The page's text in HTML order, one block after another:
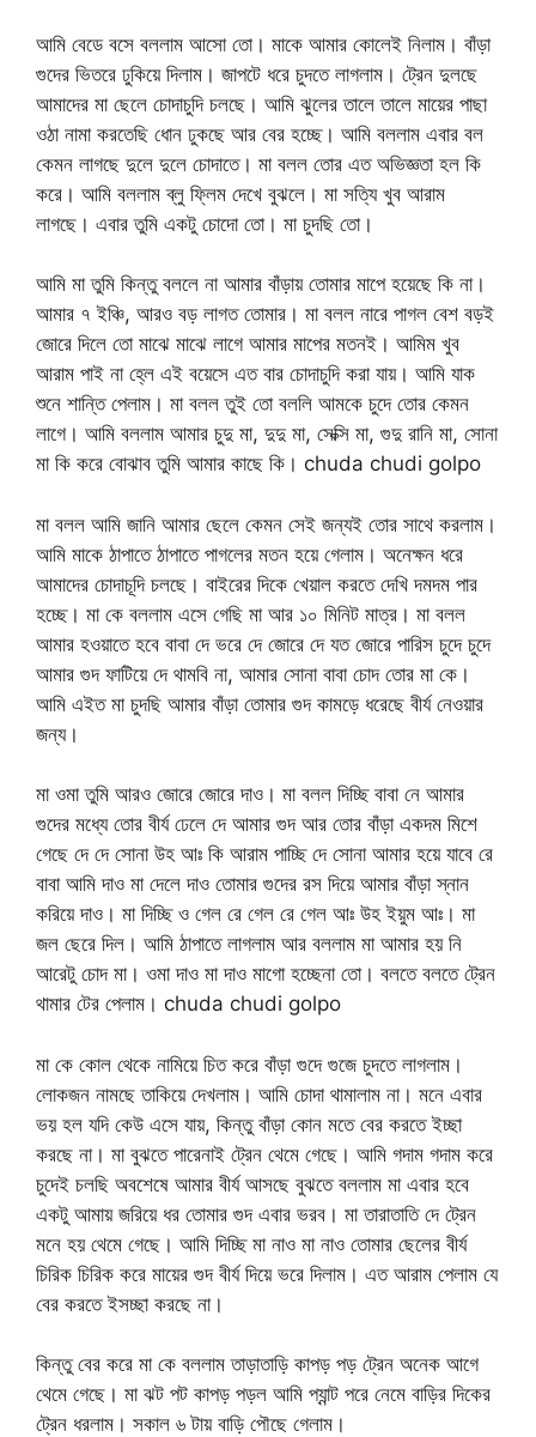
আমি বেডে বসে বললাম আসো তো। মাকে আমার কোলেই নিলাম। বাঁড়া
গুদের ভিতরে ঢুকিয়ে দিলাম। জাপটে ধরে চুদতে লাগলাম। ট্রেন দুলছে
আমাদের মা ছেলে চোদাচুদি চলছে। আমি ঝুলের তালে তালে মায়ের পাছা
ওঠা নামা করতেছি ধোন ঢুকছে আর বের হচ্ছে। আমি বললাম এবার বল
কেমন লাগছে দুলে দুলে চোদাতে। মা বলল তোর এত অভিজ্ঞতা হল কি
করে। আমি বললাম ব্লু ফ্লিম দেখে বুঝলে। মা সত্যি খুব আরাম
লাগছে। এবার তুমি একটু চোদো তো। মা চুদছি তো।
আমি মা তুমি কিন্তু বললে না আমার বাঁড়ায় তোমার মাপে হয়েছে কি না।
আমার ৭ ইঞ্চি, আরও বড় লাগত তোমার। মা বলল নারে পাগল বেশ বড়ই
জোরে দিলে তো মাঝে মাঝে লাগে আমার মাপের মতনই। আমিম খুব
আরাম পাই না হ্লে এই বয়েসে এত বার চোদাচুদি করা যায়। আমি যাক
শুনে শান্তি পেলাম। মা বলল তুই তো বললি আমকে চুদে তোর কেমন
লাগে। আমি বললাম আমার চুদু মা, দুদু মা, সেক্সি মা, গুদু রানি মা, সোনা
মা কি করে বোঝাব তুমি আমার কাছে কি। chuda chudi golpo
মা বলল আমি জানি আমার ছেলে কেমন সেই জন্যই তোর সাথে করলাম।
আমি মাকে ঠাপাতে ঠাপাতে পাগলের মতন হয়ে গেলাম। অনেক্ষন ধরে
আমাদের চোদাচূদি চলছে। বাইরের দিকে খেয়াল করতে দেখি দমদম পার
হচ্ছে। মা কে বললাম এসে গেছি মা আর ১০ মিনিট মাত্র। মা বলল
আমার হওয়াতে হবে বাবা দে ভরে দে জোরে দে যত জোরে পারিস চুদে চুদে
আমার গুদ ফাটিয়ে দে থামবি না, আমার সোনা বাবা চোদ তোর মা কে।
আমি এইত মা চুদছি আমার বাঁড়া তোমার গুদ কামড়ে ধরেছে বীর্য নেওয়ার
জন্য।
মা ওমা তুমি আরও জোরে জোরে দাও। মা বলল দিচ্ছি বাবা নে আমার
গুদের মধ্যে তোর বীর্য ঢেলে দে আমার গুদ আর তোর বাঁড়া একদম মিশে
গেছে দে দে সোনা উহ আঃ কি আরাম পাচ্ছি দে সোনা আমার হয়ে যাবে রে
বাবা আমি দাও মা দেলে দাও তোমার গুদের রস দিয়ে আমার বাঁড়া স্নান
করিয়ে দাও। মা দিচ্ছি ও গেল রে গেল রে গেল আঃ উহ ইয়ুম আঃ। মা
জল ছেরে দিল। আমি ঠাপাতে লাগলাম আর বললাম মা আমার হয় নি
আরেটু চোদ মা। ওমা দাও মা দাও মাগো হচ্ছেনা তো। বলতে বলতে ট্রেন
থামার টের পেলাম। chuda chudi golpo
মা কে কোল থেকে নামিয়ে চিত করে বাঁড়া গুদে গুজে চুদতে লাগলাম।
লোকজন নামছে তাকিয়ে দেখলাম। আমি চোদা থামালাম না। মনে এবার
ভয় হল যদি কেউ এসে যায়, কিন্তু বাঁড়া কোন মতে বের করতে ইচ্ছা
করছে না। মা বুঝতে পারেনাই ট্রেন থেমে গেছে। আমি গদাম গদাম করে
চুদেই চলছি অবশেষে আমার বীর্য আসছে বুঝতে বললাম মা এবার হবে
একটু আমায় জরিয়ে ধর তোমার গুদ এবার ভরব। মা তারাতাতি দে ট্রেন
মনে হয় থেমে গেছে। আমি দিচ্ছি মা নাও মা নাও তোমার ছেলের বীর্য
চিরিক চিরিক করে মায়ের গুদ বীর্য দিয়ে ভরে দিলাম। এত আরাম পেলাম যে
বের করতে ইসচ্ছা করছে না।
কিন্তু বের করে মা কে বললাম তাড়াতাড়ি কাপড় পড় ট্রেন অনেক আগে
থেমে গেছে। মা ঝট পট কাপড় পড়ল আমি প্যান্ট পরে নেমে বাড়ির দিকের
ট্রেন ধরলাম। সকাল ৬ টায় বাড়ি পৌছে গেলাম।